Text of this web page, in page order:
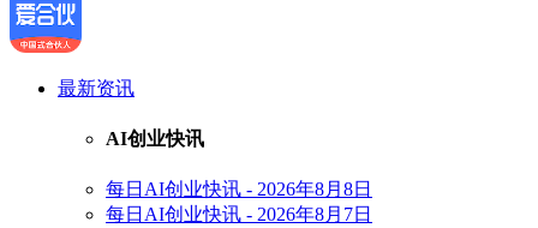
最新资讯
AI创业快讯
每日AI创业快讯 - 2026年8月8日
每日AI创业快讯 - 2026年8月7日